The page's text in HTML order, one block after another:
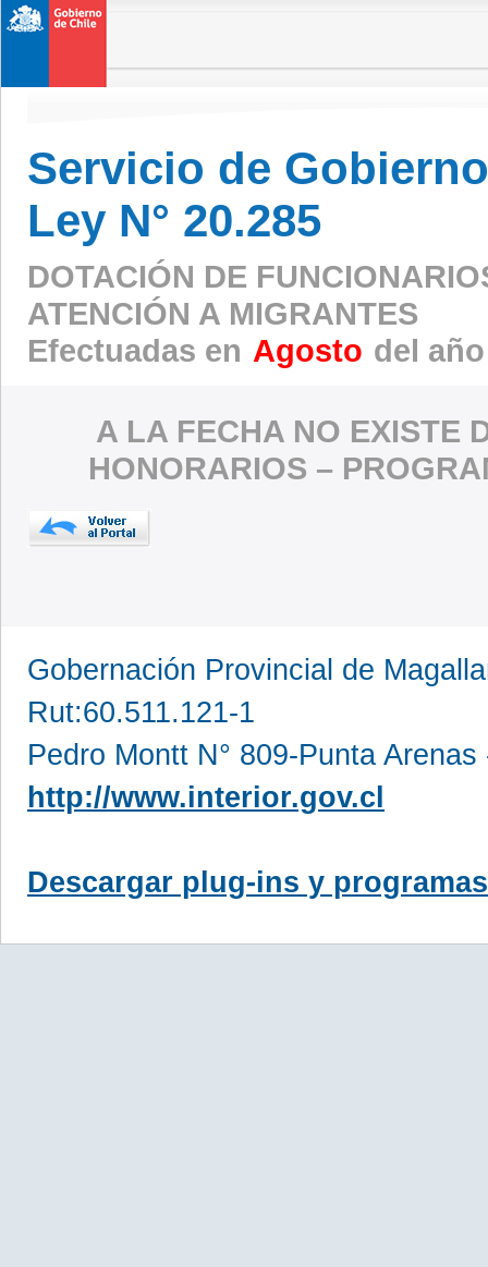
Servicio de
Ley N° 20.285
DOTACIÓN DE
ATENCIÓN A MIGRANTES
Efectuadas en Agosto del
A LA FECHA NO EXISTE
HONORARIOS –
Gobernación Provincial de
Rut:60.511.121-1
Pedro Montt N° 809-Punta
http://www.interior.gov.cl
Descargar plug-ins y